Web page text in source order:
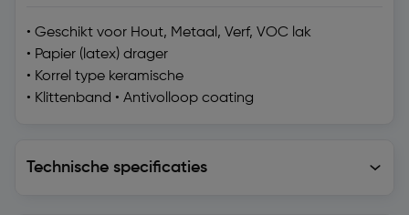
• Geschikt voor Hout, Metaal, Verf, VOC lak
• Papier (latex) drager
• Korrel type keramische
• Klittenband • Antivolloop coating
Technische specificaties